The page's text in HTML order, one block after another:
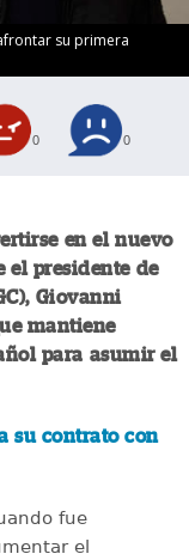
su primera
0 0
en el nuevo
el presidente de
Giovanni
mantiene
para asumir el
su contrato con
fue
el